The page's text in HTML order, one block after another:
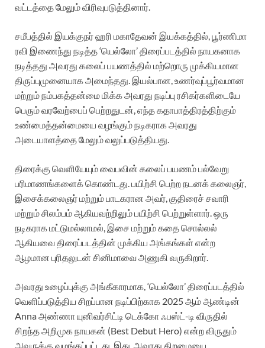
வட்டத்தை மேலும் விரிவுபடுத்தினார்.
சமீபத்தில் இயக்குநர் ஹரி மகாதேவன் இயக்கத்தில், பூர்ணிமா
ரவி இணைந்து நடித்த ‘யெல்லோ’ திரைப்படத்தில் நாயகனாக
நடித்தது அவரது கலைப் பயணத்தில் மற்றொரு முக்கியமான
திருப்புமுனையாக அமைந்தது. இயல்பான, உணர்வுப்பூர்வமான
மற்றும் நம்பகத்தன்மை மிக்க அவரது நடிப்பு ரசிகர்களிடையே
பெரும் வரவேற்பைப் பெற்றதுடன், எந்த கதாபாத்திரத்திற்கும்
உண்மைத்தன்மையை வழங்கும் நடிகராக அவரது
அடையாளத்தை மேலும் வலுப்படுத்தியது.
திரைக்கு வெளியேயும் வைபவின் கலைப் பயணம் பல்வேறு
பரிமாணங்களைக் கொண்டது. பயிற்சி பெற்ற நடனக் கலைஞர்,
இசைக்கலைஞர் மற்றும் பாடகரான அவர், குதிரைச் சவாரி
மற்றும் சிலம்பம் ஆகியவற்றிலும் பயிற்சி பெற்றுள்ளார். ஒரு
நடிகராக மட்டுமல்லாமல், இசை மற்றும் கதை சொல்லல்
ஆகியவை திரைப்படத்தின் முக்கிய அங்கங்கள் என்ற
ஆழமான புரிதலுடன் சினிமாவை அணுகி வருகிறார்.
அவரது உழைப்புக்கு அங்கீகாரமாக, ‘யெல்லோ’ திரைப்படத்தில்
வெளிப்படுத்திய சிறப்பான நடிப்பிற்காக 2025 ஆம் ஆண்டின்
Anna அண்ணா யுனிவர்சிட்டி டெக்கோ ஃபஸ்ட்-டி விருதில்
சிறந்த அறிமுக நாயகன் (Best Debut Hero) என்ற விருதும்
அவருக்கு வழங்கப்பட்டது. இது, அவரது திறமையை